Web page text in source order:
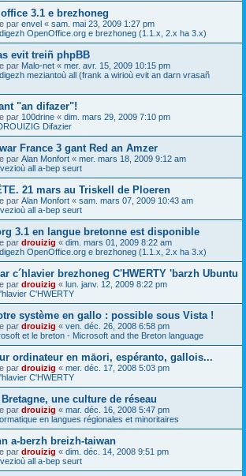
3.1 e brezhoneg
par envel « sam. mai 23, 2009 1:27 pm
OpenOffice.org e brezhoneg (1.1.x, 2.x ha 3.x)
evit treiñ phpBB
par Malo-net « mer. avr. 15, 2009 10:15 pm
meziantoù all (frank a wirioù evit an darn vrasañ
"an difazer"!
par 100drine « dim. mars 29, 2009 7:10 pm
Difazier
France 3 gant Red an Amzer
par Alan Monfort « mer. mars 18, 2009 9:12 am
all a-bep seurt
21 mars au Triskell de Ploeren
par Alan Monfort « sam. mars 07, 2009 10:43 am
all a-bep seurt
3.1 en langue bretonne est disponible
par drouizig « dim. mars 01, 2009 8:22 am
OpenOffice.org e brezhoneg (1.1.x, 2.x ha 3.x)
c´hlavier brezhoneg C'HWERTY 'barzh Ubuntu
par drouizig « lun. janv. 12, 2009 8:22 pm
C'HWERTY
système en gallo : possible sous Vista !
par drouizig « ven. déc. 26, 2008 6:58 pm
et le breton - Microsoft and the Breton language
ordinateur en māori, espéranto, gallois...
par drouizig « mer. déc. 17, 2008 5:03 pm
C'HWERTY
une culture de réseau
par drouizig « mar. déc. 16, 2008 5:47 pm
en langues régionales et minoritaires
a-berzh breizh-taiwan
par drouizig « dim. déc. 14, 2008 9:51 pm
all a-bep seurt